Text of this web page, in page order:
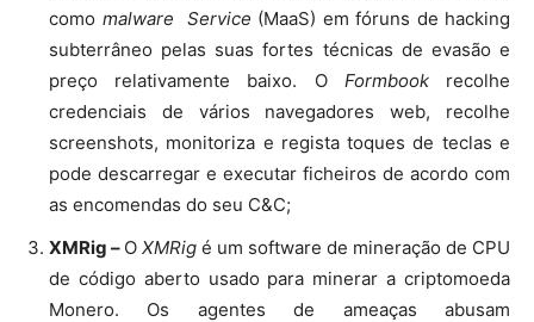
como malware Service (MaaS) em fóruns de hacking
subterrâneo pelas suas fortes técnicas de evasão e
preço relativamente baixo. O Formbookrecolhe
credenciais de vários navegadores web, recolhe
screenshots, monitoriza e regista toques de teclas e
pode descarregar e executar ficheiros de acordo com
as encomendas do seu C&C;
XMRig – O XMRig é um software de mineração de CPU
de código aberto usado para minerar a criptomoeda
Monero. Os agentes de ameaças abusam